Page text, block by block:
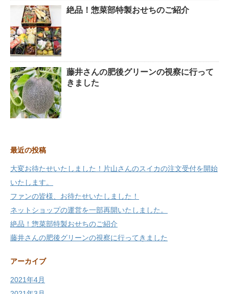
絶品！惣菜部特製おせちのご紹介
藤井さんの肥後グリーンの視察に行って
きました
最近の投稿
大変お待たせいたしました！片山さんのスイカの注文受付を開始
いたします。
ファンの皆様、お待たせいたしました！
ネットショップの運営を一部再開いたしました。
絶品！惣菜部特製おせちのご紹介
藤井さんの肥後グリーンの視察に行ってきました
アーカイブ
2021年4月